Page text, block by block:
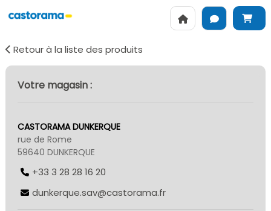
Retour à la liste des produits
Votre magasin :
CASTORAMA DUNKERQUE
rue de Rome
59640 DUNKERQUE
+33 3 28 28 16 20
dunkerque.sav@castorama.fr